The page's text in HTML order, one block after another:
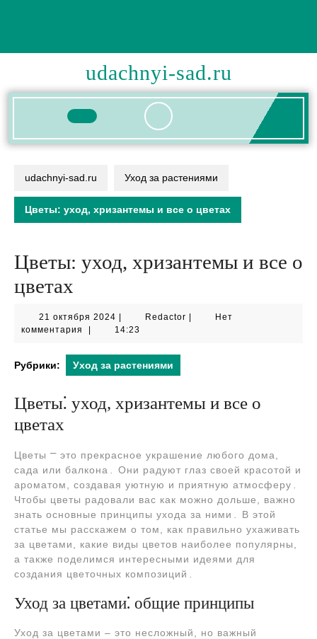
udachnyi-sad.ru
Кнопка
udachnyi-sad.ru Уход за растениями
Цветы: уход, хризантемы и все о цветах
Цветы: уход, хризантемы и все о
цветах
21 октября 2024 21
октября
RedactorRedactor
Нет
комментария
14:23
Рубрики: Уход за растениями
Цветы⁚ уход, хризантемы и все о
цветах
Цветы ⎻ это прекрасное украшение любого дома,
сада или балкона․ Они радуют глаз своей красотой и
ароматом, создавая уютную и приятную атмосферу․
Чтобы цветы радовали вас как можно дольше, важно
знать основные принципы ухода за ними․ В этой
статье мы расскажем о том, как правильно ухаживать
за цветами, какие виды цветов наиболее популярны,
а также поделимся интересными идеями для
создания цветочных композиций․
Уход за цветами⁚ общие принципы
Уход за цветами – это несложный, но важный